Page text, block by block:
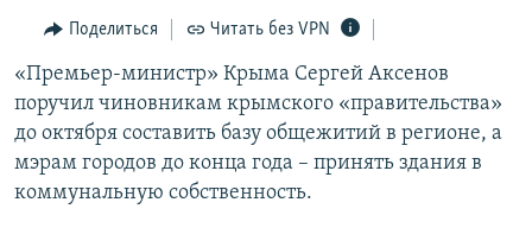
навигации
Вернутся
поиску
11 ЛЕТ ОККУПАЦИИ КРЫМА. 11 ИСТОРИЙ СОПРОТИВЛЕНИЯ
ЕЩЕ
ИНТЕРАКТИВ
ИНФОГРАФИКА
ТЕЛЕПРОЕКТ КРЫМ.РЕАЛИИ
СОВЕТЫ ПРАВОЗАЩИТНИКОВ
РАДІО СВОБОДА
КАК ОБОЙТИ БЛОКИРОВКУ
Українською
Поделиться Читать без VPN
«Премьер-министр» Крыма Сергей Аксенов
поручил чиновникам крымского «правительства»
до октября составить базу общежитий в регионе, а
мэрам городов до конца года – принять здания в
коммунальную собственность.